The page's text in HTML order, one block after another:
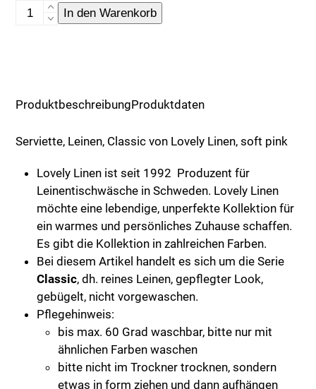
Serviette,
Linen,
Menge
In den Warenkorb
ProduktbeschreibungProduktdaten
Serviette, Leinen, Classic von Lovely Linen, soft pink
Lovely Linen ist seit 1992 Produzent für
Leinentischwäsche in Schweden. Lovely Linen
möchte eine lebendige, unperfekte Kollektion für
ein warmes und persönliches Zuhause schaffen.
Es gibt die Kollektion in zahlreichen Farben.
Bei diesem Artikel handelt es sich um die Serie
Classic, dh. reines Leinen, gepflegter Look,
gebügelt, nicht vorgewaschen.
Pflegehinweis:
bis max. 60 Grad waschbar, bitte nur mit
ähnlichen Farben waschen
bitte nicht im Trockner trocknen, sondern
etwas in form ziehen und dann aufhängen